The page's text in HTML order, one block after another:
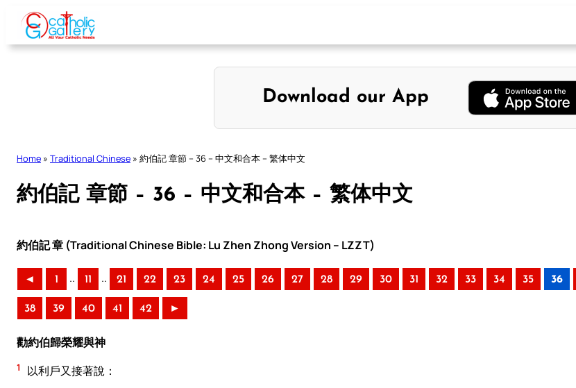
Skip
content
Download our App
Home » Traditional Chinese » 約伯記 章節 – 36 – 中文和合本 – 繁体中文
約伯記 章節 – 36 – 中文和合本 – 繁体中文
約伯記 章 (Traditional Chinese Bible: Lu Zhen Zhong Version – LZZT)
◄ 1 .. 11 .. 21 22 23 24 25 26 27 28 29 30 31 32 33 34 35 36
38 39 40 41 42 ►
勸約伯歸榮耀與神
1 以利戶又接著說：